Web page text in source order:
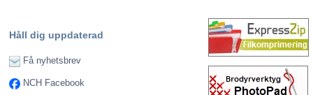
Håll dig uppdaterad
Få nyhetsbrev
NCH Facebook